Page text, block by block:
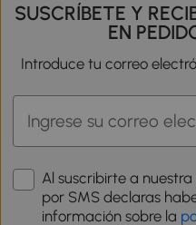
SUSCRÍBETE Y
EN
Introduce tu correo
Al suscribirte a
por SMS declaras
información sobre la